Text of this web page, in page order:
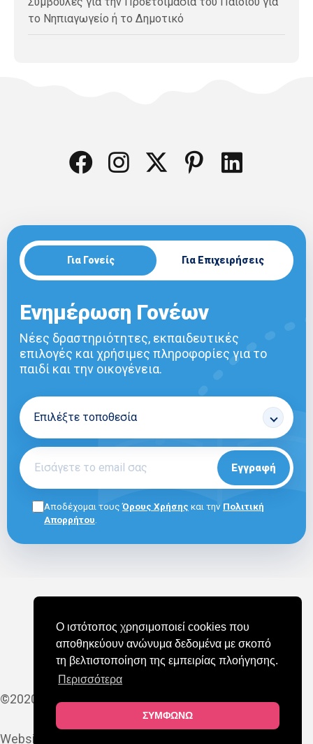
Ο ιστότοπος χρησιμοποιεί cookies που
αποθηκεύουν ανώνυμα δεδομένα με σκοπό
τη βελτιστοποίηση της εμπειρίας πλοήγησης.
Περισσότερα
ΣΥΜΦΩΝΩ
το Νηπιαγωγείο ή το Δημοτικό
Για Γονείς Για Επιχειρήσεις
Ενημέρωση Γονέων
Νέες δραστηριότητες, εκπαιδευτικές
επιλογές και χρήσιμες πληροφορίες για το
παιδί και την οικογένεια.
Εγγραφή
Αποδέχομαι τουςΌρους Χρήσης και την Πολιτική
Απορρήτου
ΠΟΛΙΤΙΚΗ COOKIES ΠΟΛΙΤΙΚΗ ΑΠΟΡΡΗΤΟΥ
ΣΥΧΝΕΣ ΕΡΩΤΗΣΕΙΣ (FAQ)
©2020-2025 MAPEDU
Website by